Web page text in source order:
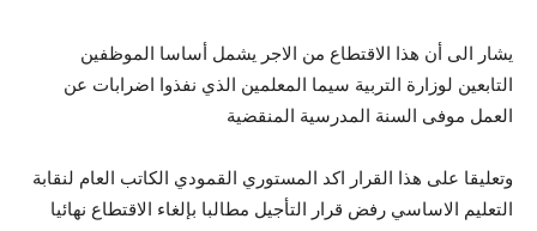
يشار الى أن هذا الاقتطاع من الاجر يشمل أساسا الموظفين
التابعين لوزارة التربية سيما المعلمين الذي نفذوا اضرابات عن
العمل موفى السنة المدرسية المنقضية
وتعليقا على هذا القرار اكد المستوري القمودي الكاتب العام لنقابة
التعليم الاساسي رفض قرار التأجيل مطالبا بإلغاء الاقتطاع نهائيا